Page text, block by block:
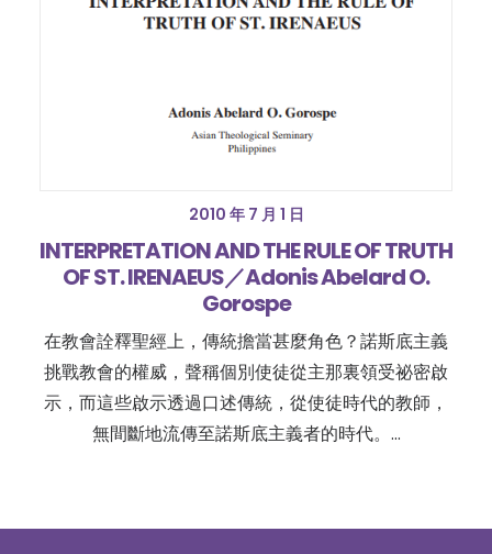
2010 年 7 月 1 日
INTERPRETATION AND THE RULE OF TRUTH
OF ST. IRENAEUS／Adonis Abelard O.
Gorospe
在教會詮釋聖經上，傳統擔當甚麼角色？諾斯底主義
挑戰教會的權威，聲稱個別使徒從主那裏領受祕密啟
示，而這些啟示透過口述傳統，從使徒時代的教師，
無間斷地流傳至諾斯底主義者的時代。…